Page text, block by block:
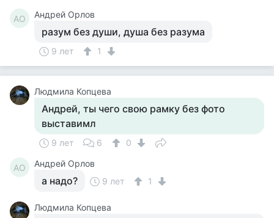
АО Андрей Орлов
разум без души, душа без разума
9 лет 1
Людмила Копцева
Андрей, ты чего свою рамку без фото
выставимл
9 лет 6 0
АО Андрей Орлов
а надо? 9 лет 1
Людмила Копцева